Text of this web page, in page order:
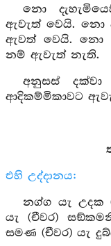
නො
ඇවැත් වෙයි. නො
ඇවත් වෙයි. නො
නම් ඇවැත් නැති.
අනුසස් දක්වා
ආදිකම්මිකාවට
එහි උද්දානය:
නග්ග යැ උදක
යැ (චීවර)
සමණ (චීවර) යැ